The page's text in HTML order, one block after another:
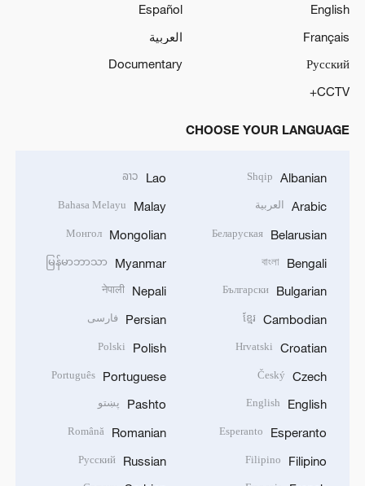
English
Español
Français
العربية
Русский
Documentary
CCTV+
CHOOSE YOUR LANGUAGE
Albanian
Shqip
Arabic العربية
Belarusian
Беларуская
Bengali
বাংলা
Bulgarian
Български
Cambodian
ខ្មែរ
Croatian
Hrvatski
Czech
Český
English
English
Esperanto
Esperanto
Filipino
Filipino
Lao
ລາວ
Malay
Bahasa Melayu
Mongolian
Монгол
Myanmar
မြန်မာဘာသာ
Nepali
नेपाली
Persian فارسی
Polish
Polski
Portuguese
Português
Pashto پښتو
Romanian
Română
Russian
Русский